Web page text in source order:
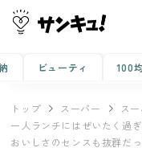
ビューティ 100均
トップ スーパー
ス
一人ランチにはぜいたく過
おいしさのセンスも抜群だっ